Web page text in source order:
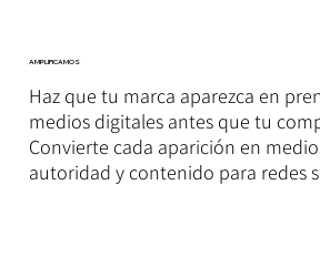
AMPLIFICAMOS
Haz que tu marca aparezca en
medios digitales antes que tu
Convierte cada aparición en
autoridad y contenido para redes